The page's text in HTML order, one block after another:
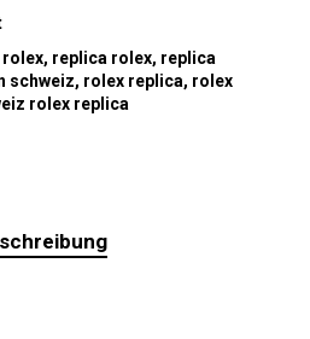
, replica rolex, replica
schweiz, rolex replica, rolex
rolex replica